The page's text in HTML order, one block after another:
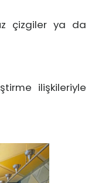
çizgiler ya da
ilişkileriyle